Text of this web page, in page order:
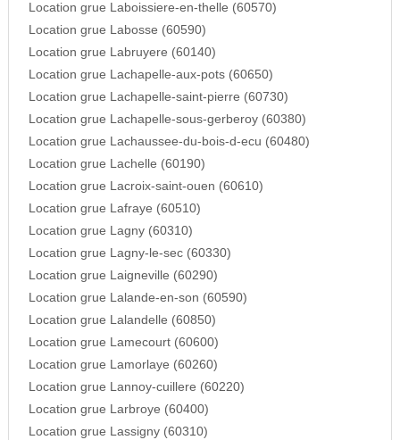
Location grue Laboissiere-en-thelle (60570)
Location grue Labosse (60590)
Location grue Labruyere (60140)
Location grue Lachapelle-aux-pots (60650)
Location grue Lachapelle-saint-pierre (60730)
Location grue Lachapelle-sous-gerberoy (60380)
Location grue Lachaussee-du-bois-d-ecu (60480)
Location grue Lachelle (60190)
Location grue Lacroix-saint-ouen (60610)
Location grue Lafraye (60510)
Location grue Lagny (60310)
Location grue Lagny-le-sec (60330)
Location grue Laigneville (60290)
Location grue Lalande-en-son (60590)
Location grue Lalandelle (60850)
Location grue Lamecourt (60600)
Location grue Lamorlaye (60260)
Location grue Lannoy-cuillere (60220)
Location grue Larbroye (60400)
Location grue Lassigny (60310)